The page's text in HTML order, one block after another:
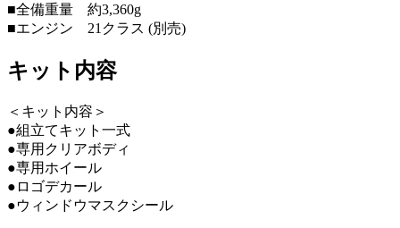
■全備重量 約3,360g
■エンジン 21クラス (別売)
キット内容
＜キット内容＞
●組立てキット一式
●専用クリアボディ
●専用ホイール
●ロゴデカール
●ウィンドウマスクシール